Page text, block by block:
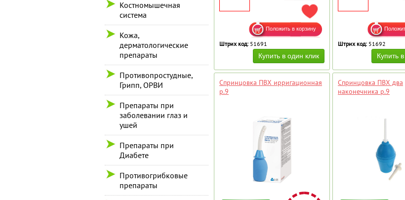
Костномышечная
система
Кожа,
дерматологические
препараты
Противопростудные,
Грипп, ОРВИ
Препараты при
заболевании глаз и
ушей
Препараты при
Диабете
Противогрибковые
препараты
ДОБАВИТЬ В ИЗБРАННОЕ
Штрих код: 51691 Штрих код: 51692
Спринцовка ПВХ ирригационная
р.9
Спринцовка ПВХ два
наконечника р.9